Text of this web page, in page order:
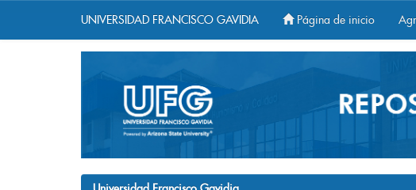
UNIVERSIDAD FRANCISCO GAVIDIA Página de inicio